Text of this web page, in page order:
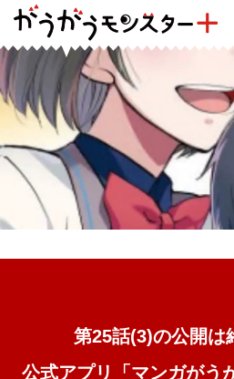
第25話(3)の公開は
公式アプリ「マンガがう